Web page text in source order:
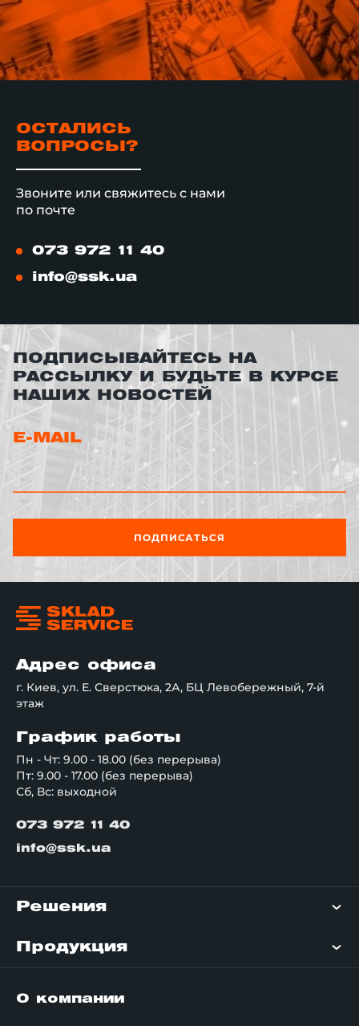
ОСТАЛИСЬ
ВОПРОСЫ?
Звоните или свяжитесь с нами
по почте
073 972 11 40
info@ssk.ua
ПОДПИСЫВАЙТЕСЬ НА
РАССЫЛКУ И БУДЬТЕ В КУРСЕ
НАШИХ НОВОСТЕЙ
E-MAIL
ПОДПИСАТЬСЯ
Адрес офиса
г. Киев, ул. Е. Сверстюка, 2А, БЦ Левобережный, 7-й
этаж
График работы
Пн - Чт: 9.00 - 18.00 (без перерыва)
Пт: 9.00 - 17.00 (без перерыва)
Сб, Вс: выходной
073 972 11 40
info@ssk.ua
Решения
Продукция
О компании